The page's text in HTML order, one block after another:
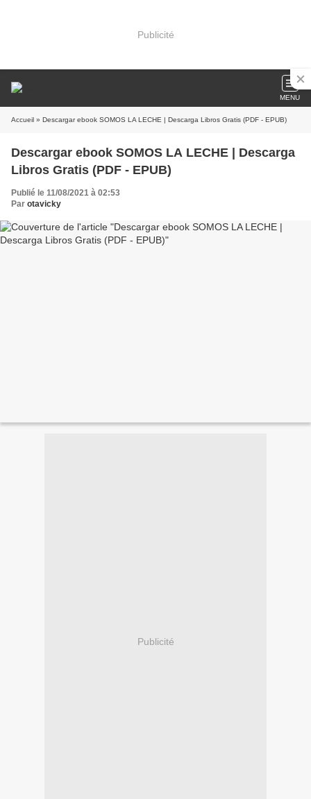
Publicité
MENU
Accueil » Descargar ebook SOMOS LA LECHE | Descarga Libros Gratis (PDF - EPUB)
Descargar ebook SOMOS LA LECHE | Descarga
Libros Gratis (PDF - EPUB)
Publié le 11/08/2021 à 02:53
Par otavicky
Publicité